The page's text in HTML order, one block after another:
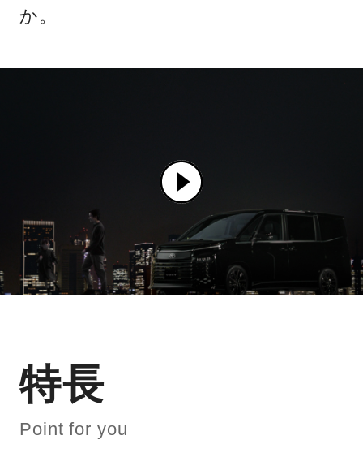
か。
特長
Point for you